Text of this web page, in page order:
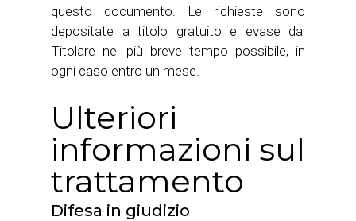
questo documento. Le richieste sono
depositate a titolo gratuito e evase dal
Titolare nel più breve tempo possibile, in
ogni caso entro un mese.
Ulteriori
informazioni sul
trattamento
Difesa in giudizio